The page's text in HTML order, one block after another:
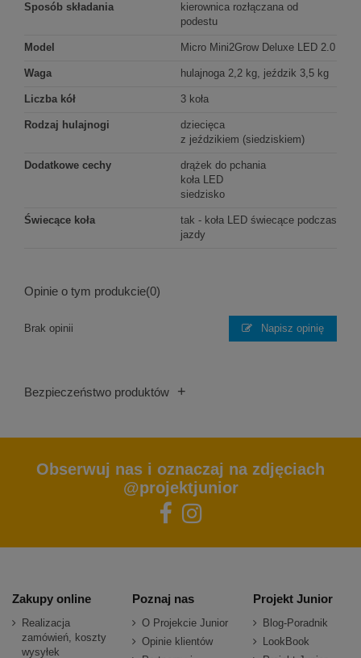
Sposób składania
kierownica rozłączana od
podestu
Model Micro Mini2Grow Deluxe LED 2.0
Waga hulajnoga 2,2 kg, jeździk 3,5 kg
Liczba kół 3 koła
Rodzaj hulajnogi
dziecięca
z jeździkiem (siedziskiem)
Dodatkowe cechy
drążek do pchania
koła LED
siedzisko
Świecące koła
tak - koła LED świecące podczas
jazdy
Opinie o tym produkcie(0)
Brak opinii Napisz opinię
Bezpieczeństwo produktów +
Obserwuj nas i oznaczaj na zdjęciach
@projektjunior
Zakupy online
Realizacja
zamówień, koszty
wysyłek
Poznaj nas
O Projekcie Junior
Opinie klientów
Projekt Junior
Blog-Poradnik
LookBook